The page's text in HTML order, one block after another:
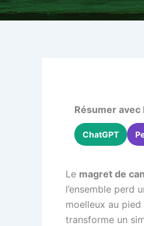
Résumer avec
ChatGPT
Le magret de
l’ensemble perd
moelleux au
transforme un